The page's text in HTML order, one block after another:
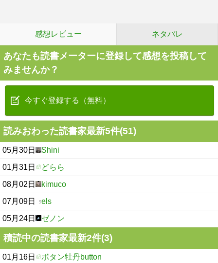
感想レビュー ネタバレ
あなたも読書メーターに登録して感想を投稿して
みませんか？
今すぐ登録する（無料）
読みおわった読書家最新5件(51)
05月30日 Shini
01月31日 どらら
08月02日 kimuco
07月09日 els
05月24日 ゼノン
積読中の読書家最新2件(3)
01月16日 ボタン牡丹button